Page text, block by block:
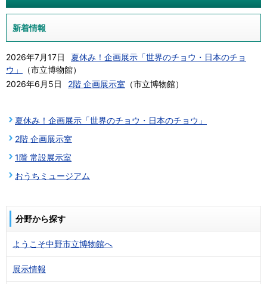
新着情報
2026年7月17日
夏休み！企画展示「世界のチョウ・日本のチョ
ウ」
（市立博物館）
2026年6月5日
2階 企画展示室 （市立博物館）
夏休み！企画展示「世界のチョウ・日本のチョウ」
2階 企画展示室
1階 常設展示室
おうちミュージアム
分野から探す
ようこそ中野市立博物館へ
展示情報